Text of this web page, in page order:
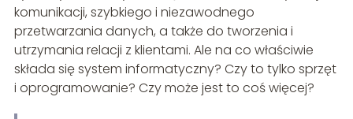
komunikacji, szybkiego i niezawodnego
przetwarzania danych, a także do tworzenia i
utrzymania relacji z klientami. Ale na co właściwie
składa się system informatyczny? Czy to tylko sprzęt
i oprogramowanie? Czy może jest to coś więcej?